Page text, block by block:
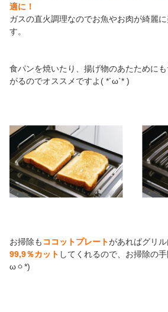
適に！
ガスの直火調理なのでお魚やお肉が綺麗
す。
食パンを焼いたり、揚げ物のあたために
がるのでオススメですよ( *´ω`* )
お掃除も ココットプレートがあればグリ
99,9％カット してくれるので、お掃除の
ωㆁ*)